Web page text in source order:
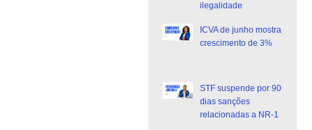
ilegalidade
ICVA de junho mostra
crescimento de 3%
STF suspende por 90
dias sanções
relacionadas a NR-1